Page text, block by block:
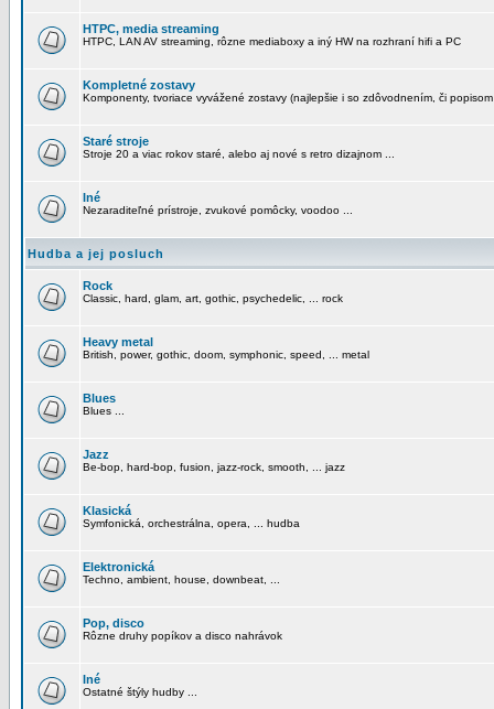
HTPC, media streaming
HTPC, LAN AV streaming, rôzne mediaboxy a iný HW na rozhraní hifi a PC
Kompletné zostavy
Komponenty, tvoriace vyvážené zostavy (najlepšie i so zdôvodnením, či
Staré stroje
Stroje 20 a viac rokov staré, alebo aj nové s retro dizajnom ...
Iné
Nezaraditeľné prístroje, zvukové pomôcky, voodoo ...
Hudba a jej posluch
Rock
Classic, hard, glam, art, gothic, psychedelic, ... rock
Heavy metal
British, power, gothic, doom, symphonic, speed, ... metal
Blues
Blues ...
Jazz
Be-bop, hard-bop, fusion, jazz-rock, smooth, ... jazz
Klasická
Symfonická, orchestrálna, opera, ... hudba
Elektronická
Techno, ambient, house, downbeat, ...
Pop, disco
Rôzne druhy popíkov a disco nahrávok
Iné
Ostatné štýly hudby ...